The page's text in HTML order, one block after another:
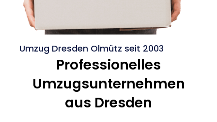
Umzug Dresden Olmütz seit 2003
Professionelles
Umzugsunternehmen
aus Dresden